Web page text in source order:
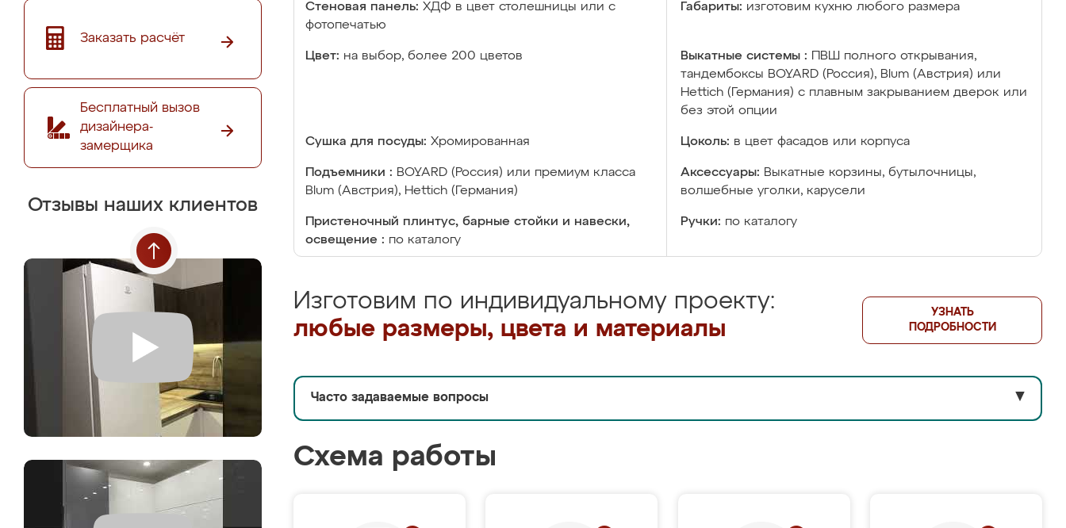
Заказать расчёт
Бесплатный вызов
дизайнера-
замерщика
Отзывы наших клиентов
Стеновая панель: ХДФ в цвет столешницы или с
фотопечатью
Габариты: изготовим кухню любого размера
Цвет: на выбор, более 200 цветов Выкатные системы :
ПВШ полного открывания,
тандембоксы BOYARD (Россия), Blum (Австрия) или
Hettich (Германия) с плавным закрыванием дверок или
без этой опции
Сушка для посуды: Хромированная Цоколь: в цвет фасадов или корпуса
Подъемники : BOYARD (Россия) или премиум класса
Blum (Австрия), Hettich (Германия)
Аксессуары: Выкатные корзины, бутылочницы,
волшебные уголки, карусели
Пристеночный плинтус, барные стойки и навески,
освещение : по каталогу
Ручки: по каталогу
Изготовим по индивидуальному проекту:
любые размеры, цвета и материалы
УЗНАТЬ
ПОДРОБНОСТИ
Часто задаваемые вопросы ▼
Схема работы